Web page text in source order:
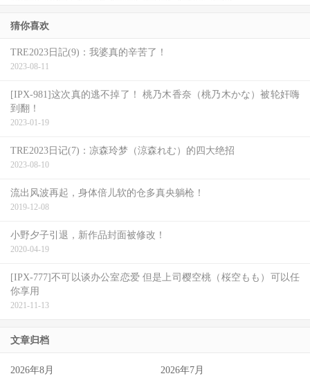
猜你喜欢
TRE2023日記(9)：我婆真的辛苦了！
2023-08-11
[IPX-981]这次真的逃不掉了！ 桃乃木香奈（桃乃木かな）被轮奸嗨
到翻！
2023-01-19
TRE2023日记(7)：凉森玲梦（涼森れむ）的四大绝招
2023-08-10
流出风波再起，身体倍儿软的仓多真央躺枪！
2019-12-08
小野夕子引退，新作品封面被修改！
2020-04-19
[IPX-777]不可以谈办公室恋爱 但是上司樱空桃（桜空もも）可以任
你享用
2021-11-13
文章归档
2026年8月
2026年7月